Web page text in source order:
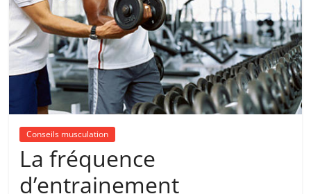
Conseils musculation
La fréquence
d’entrainement